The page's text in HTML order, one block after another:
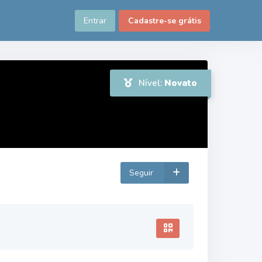
Entrar Cadastre-se grátis
Nível: Novato
Seguir